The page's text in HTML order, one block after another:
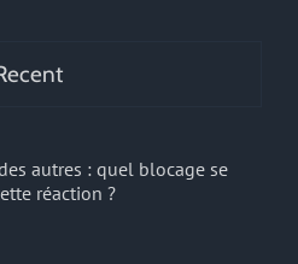
autres : quel blocage se
réaction ?